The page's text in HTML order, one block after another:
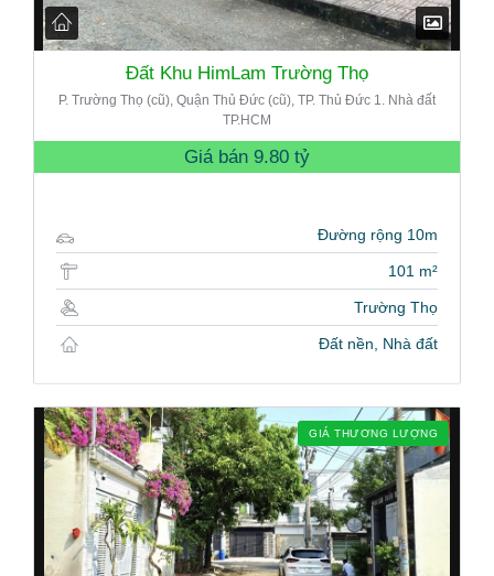
Đất Khu HimLam Trường Thọ
P. Trường Thọ (cũ), Quận Thủ Đức (cũ), TP. Thủ Đức 1. Nhà đất
TP.HCM
Giá bán 9.80 tỷ
Đường rộng 10m
101 m²
Trường Thọ
Đất nền, Nhà đất
GIÁ THƯƠNG LƯỢNG